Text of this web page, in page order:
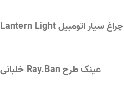
چراغ سیار اتومبیل Lantern Light
عینک طرح Ray.Ban خلبانی